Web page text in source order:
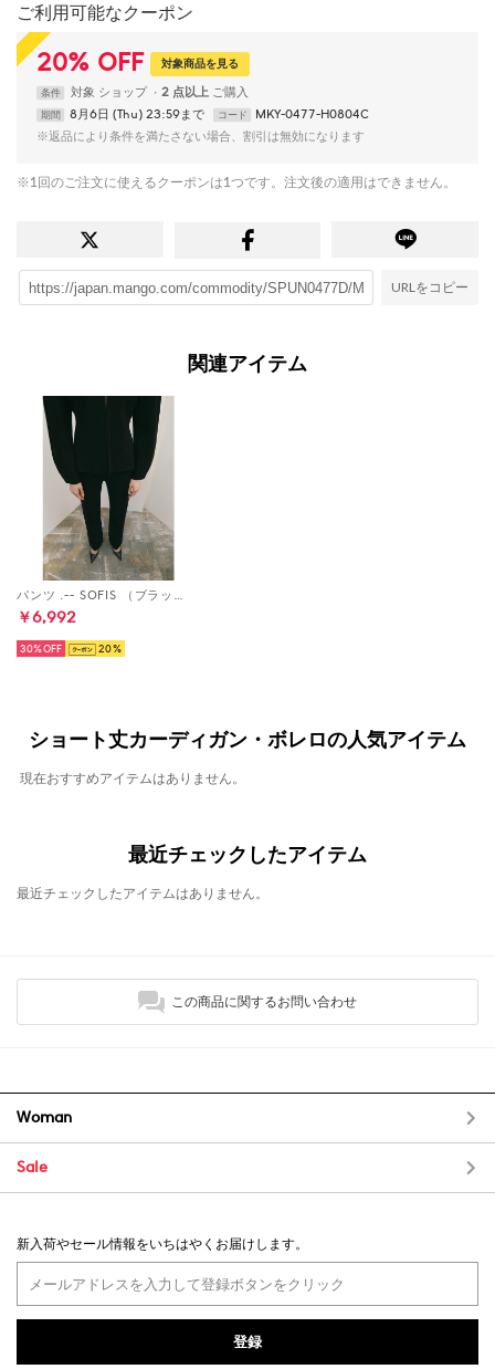
ご利用可能なクーポン
20% OFF 対象商品を見る
条件 対象 ショップ 2 点以上
期間 8月6日 (Thu) 23:59まで コード
MKY-0477-H0804C
※返品により条件を満たさない場合、割引は無効になります
※1回のご注文に使えるクーポンは1つです。注文後の適用はできません。
URLをコピー
関連アイテム
パンツ .-- SOFIS （ブラック）
￥6,992
30% 20
ショート丈カーディガン・ボレロの人気アイテム
現在おすすめアイテムはありません。
最近チェックしたアイテム
最近チェックしたアイテムはありません。
この商品に関するお問い合わせ
Woman
Sale
新入荷やセール情報をいちはやくお届けします。
登録